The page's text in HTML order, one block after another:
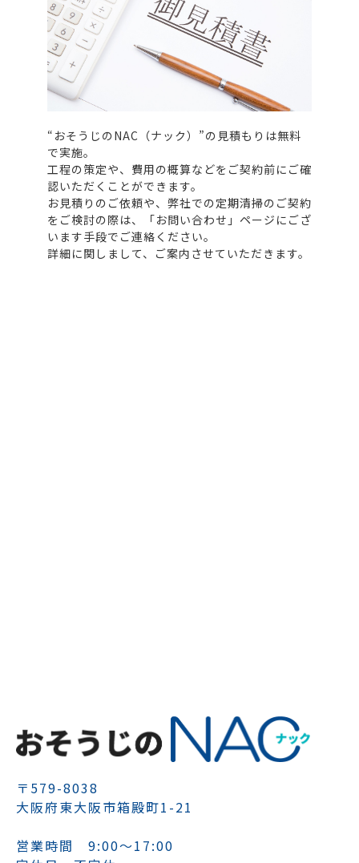
“おそうじのNAC（ナック）”の見積もりは無料
で実施。
工程の策定や、費用の概算などをご契約前にご確
認いただくことができます。
お見積りのご依頼や、弊社での定期清掃のご契約
をご検討の際は、「お問い合わせ」ページにござ
います手段でご連絡ください。
詳細に関しまして、ご案内させていただきます。
〒579-8038
大阪府東大阪市箱殿町1-21
営業時間 9:00～17:00